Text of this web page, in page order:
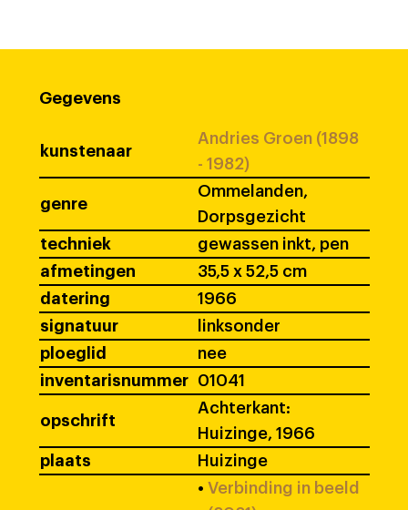
Gegevens
kunstenaar
Andries Groen (1898
- 1982)
genre
Ommelanden,
Dorpsgezicht
techniek
gewassen inkt, pen
afmetingen
35,5 x 52,5 cm
datering
1966
signatuur
linksonder
ploeglid
nee
inventarisnummer
01041
opschrift
Achterkant:
Huizinge, 1966
plaats
Huizinge
• Verbinding in beeld